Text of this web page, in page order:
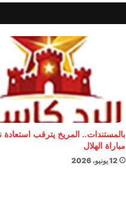
بالمستندات.. المريخ يترقب استعادة
مباراة الهلال
12 يونيو، 2026